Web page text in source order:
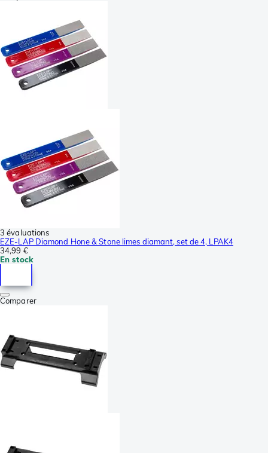
3 évaluations
EZE-LAP Diamond Hone & Stone limes diamant, set de 4, LPAK4
34,99 €
En stock
Comparer